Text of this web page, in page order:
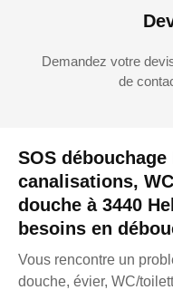
SOS débouchage
canalisations,
douche à 3440
besoins en
Vous rencontre un
douche, évier, WC/
Demandez votre
de